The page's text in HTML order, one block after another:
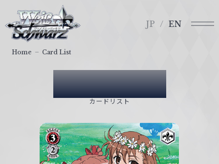
ァ
イ
JP EN
Card List
カードリスト
Home Card List